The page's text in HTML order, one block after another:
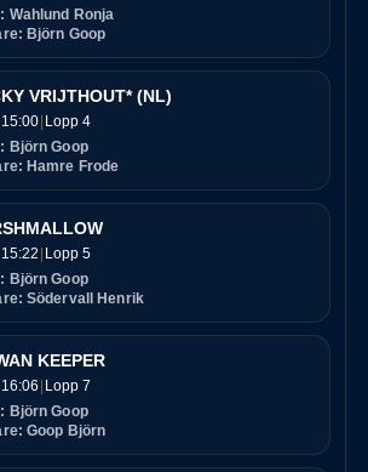
Wahlund Ronja
Björn Goop
VRIJTHOUT* (NL)
Lopp 4
Björn Goop
Hamre Frode
Lopp 5
Björn Goop
Södervall Henrik
KEEPER
Lopp 7
Björn Goop
Goop Björn